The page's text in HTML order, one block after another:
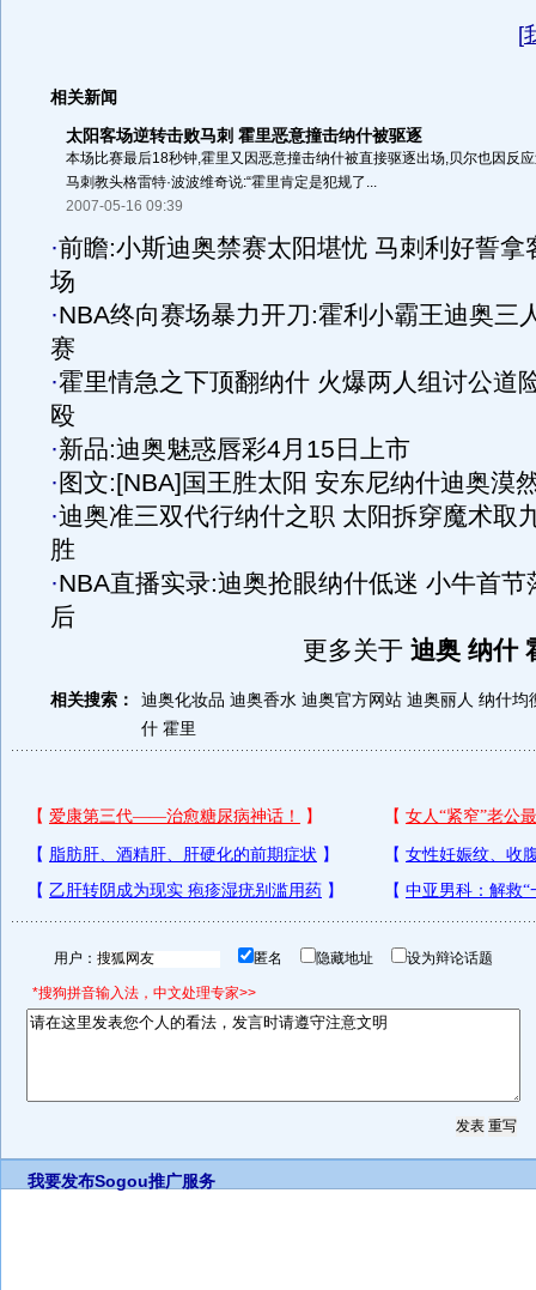
[
相关新闻
太阳客场逆转击败马刺 霍里恶意撞击纳什被驱逐
本场比赛最后18秒钟,霍里又因恶意撞击纳什被直接驱逐出场,贝尔也因反
马刺教头格雷特·波波维奇说:“霍里肯定是犯规了...
2007-05-16 09:39
·前瞻:小斯迪奥禁赛太阳堪忧 马刺利好誓拿
场
·NBA终向赛场暴力开刀:霍利小霸王迪奥三
赛
·霍里情急之下顶翻纳什 火爆两人组讨公道
殴
·新品:迪奥魅惑唇彩4月15日上市
· 图文:[NBA]国王胜太阳 安东尼纳什迪奥漠
·迪奥准三双代行纳什之职 太阳拆穿魔术取
胜
·NBA直播实录:迪奥抢眼纳什低迷 小牛首节
后
更多关于 迪奥 纳什
相关搜索： 迪奥化妆品 迪奥香水 迪奥官方网站 迪奥丽人 纳什均
什 霍里
用户： 匿名 隐藏地址 设为辩论话题
*搜狗拼音输入法，中文处理专家>>
我要发布Sogou推广服务